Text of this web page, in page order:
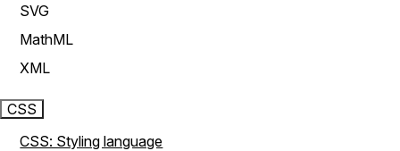
SVG
MathML
XML
CSS
CSS: Styling language